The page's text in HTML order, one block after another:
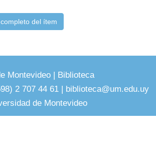
del ítem
Montevideo | Biblioteca
2 707 44 61 | biblioteca@um.edu.uy
de Montevideo